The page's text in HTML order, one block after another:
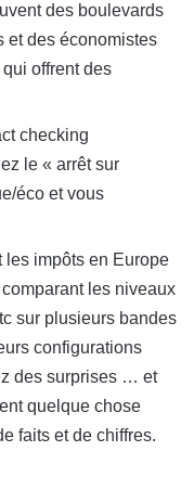
des boulevards
et des économistes
offrent des
checking
le « arrêt sur
éco et vous
les impôts en Europe
les niveaux
sur plusieurs bandes
configurations
des surprises … et
quelque chose
faits et de chiffres.